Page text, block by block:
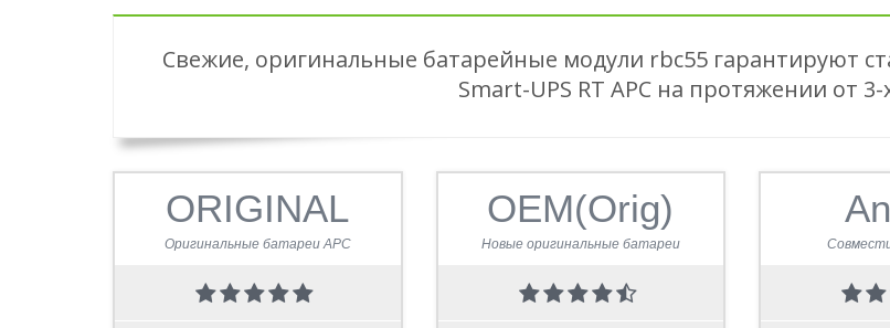
Свежие, оригинальные батарейные модули rbc55 гарантируют
Smart-UPS RT APC на протяжении от 3-
ORIGINAL
Оригинальные батареи APC
OEM(Orig)
Новые оригинальные батареи